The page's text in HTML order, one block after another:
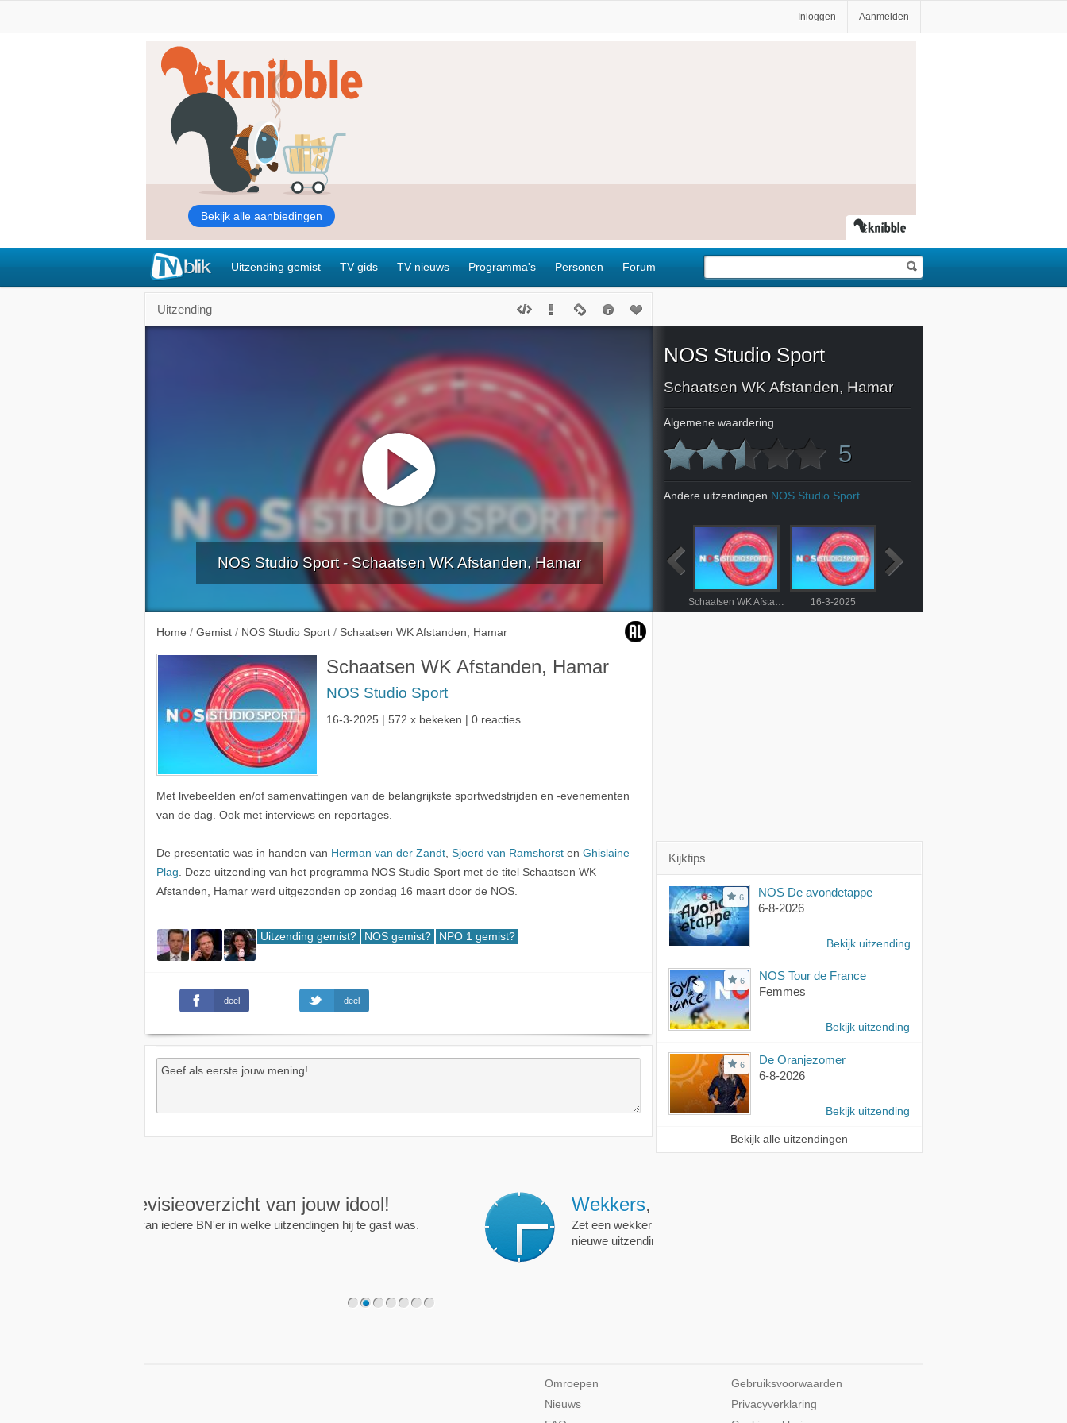
Inloggen Aanmelden
Uitzending gemist TV gids TV nieuws Programma's Personen Forum
Uitzending
NOS Studio Sport - Schaatsen WK Afstanden, Hamar
Home / Gemist / NOS Studio Sport / Schaatsen WK Afstanden, Hamar
Schaatsen WK Afstanden, Hamar
NOS Studio Sport
16-3-2025 | 572 x bekeken | 0 reacties
Met livebeelden en/of samenvattingen van de belangrijkste sportwedstrijden en -evenementen
van de dag. Ook met interviews en reportages.
De presentatie was in handen van Herman van der Zandt Sjoerd van Ramshorst en Ghislaine
Plag . Deze uitzending van het programma NOS Studio Sport met de titel Schaatsen WK
Afstanden, Hamar werd uitgezonden op zondag 16 maart door de NOS.
Uitzending gemist? NOS gemist? NPO 1 gemist?
deel deel
NOS Studio Sport
Schaatsen WK Afstanden, Hamar
Algemene waardering
5
Andere uitzendingen NOS Studio Sport
WK Shorttrack, Peking WK Shorttrack, Peking 16-3-2025
Kijktips
6
NOS De avondetappe
6-8-2026
Bekijk uitzending
6
NOS Tour de France
Femmes
Bekijk uitzending
6
De Oranjezomer
6-8-2026
Bekijk uitzending
Bekijk alle uitzendingen
Wekkers, altijd op de hoogte!
Zet een wekker op een programma of persoon en je krijgt een mailtje als er een
Omroepen
Nieuws
Gebruiksvoorwaarden
Privacyverklaring